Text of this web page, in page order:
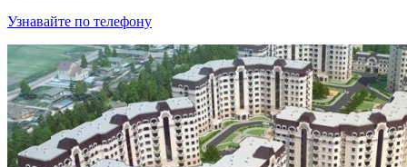
Узнавайте по телефону